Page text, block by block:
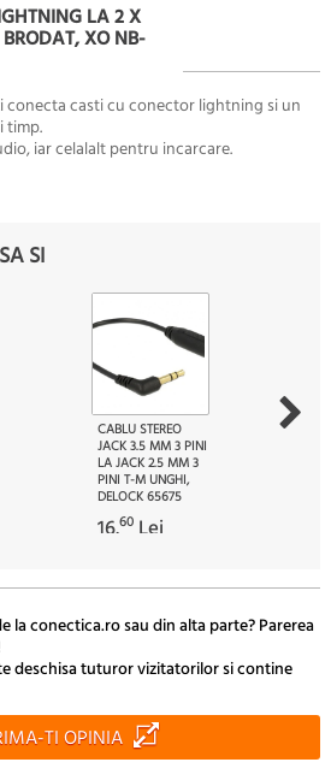
LA 2 X
XO NB-
conecta casti cu conector lightning si un
timp.
iar celalalt pentru incarcare.
SI
CABLU STEREO
JACK 3.5 MM 3 PINI
LA JACK 2.5 MM 3
PINI T-M UNGHI,
DELOCK 65675
16.60 Lei
la conectica.ro sau din alta parte? Parerea
deschisa tuturor vizitatorilor si contine
TI OPINIA